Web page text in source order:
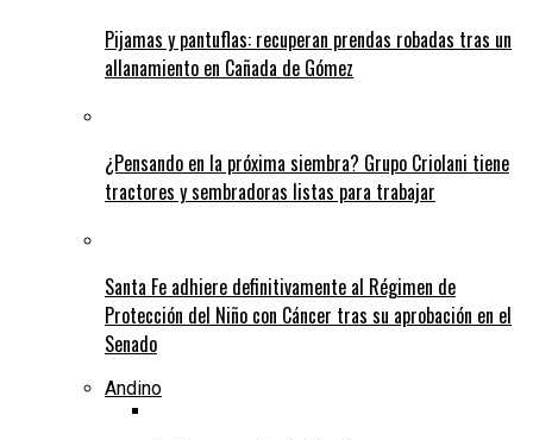
Pijamas y pantuflas: recuperan prendas robadas tras un
allanamiento en Cañada de Gómez
¿Pensando en la próxima siembra? Grupo Criolani tiene
tractores y sembradoras listas para trabajar
Santa Fe adhiere definitivamente al Régimen de
Protección del Niño con Cáncer tras su aprobación en el
Senado
Andino